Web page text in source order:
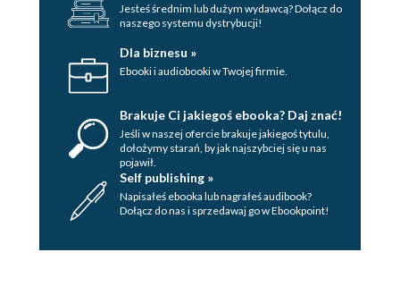
Jesteś średnim lub dużym wydawcą? Dołącz do
naszego systemu dystrybucji!
Dla biznesu »
Ebooki i audiobooki w Twojej firmie.
Brakuje Ci jakiegoś ebooka? Daj znać!
Jeśli w naszej ofercie brakuje jakiegoś tytulu,
dołożymy starań, by jak najszybciej się u nas
pojawił.
Self publishing »
Napisałeś ebooka lub nagrałeś audibook?
Dołącz do nas i sprzedawaj go w Ebookpoint!